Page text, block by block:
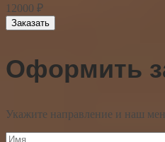
12000 ₽
Заказать
Оформить
Укажите направление и наш